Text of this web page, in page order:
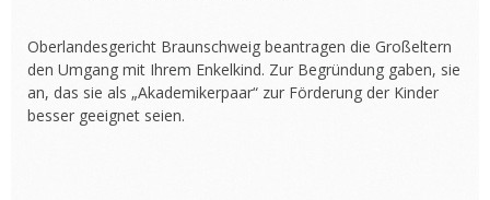
Oberlandesgericht Braunschweig beantragen die Großeltern
den Umgang mit Ihrem Enkelkind. Zur Begründung gaben, sie
an, das sie als „Akademikerpaar“ zur Förderung der Kinder
besser geeignet seien.